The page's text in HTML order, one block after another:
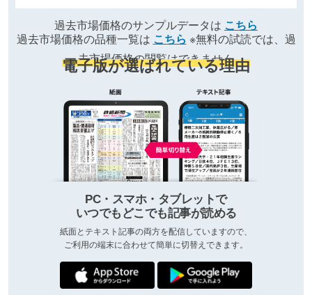
過去市場価格のサンプルデータは こちら
過去市場価格の品種一覧は こちら ※無料の試読では、過
去市場価格の閲覧はできません
電子版が選ばれている理由
PC・スマホ・タブレットで
いつでもどこでも記事が読める
紙面とテキスト記事の両方を配信していますので、
ご利用の端末に合わせて簡単に切替えできます。